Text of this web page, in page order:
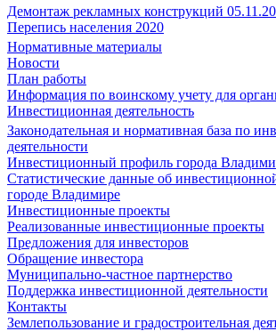
Демонтаж рекламных конструкций
Перепись населения 2020
Нормативные материалы
Новости
План работы
Информация по воинскому учету для
Инвестиционная деятельность
Законодательная и нормативная база по
деятельности
Инвестиционный профиль города
Статистические данные об
городе Владимире
Инвестиционные проекты
Реализованные инвестиционные проекты
Предложения для инвесторов
Обращение инвестора
Муниципально-частное партнерство
Поддержка инвестиционной деятельности
Контакты
Землепользование и градостроительная